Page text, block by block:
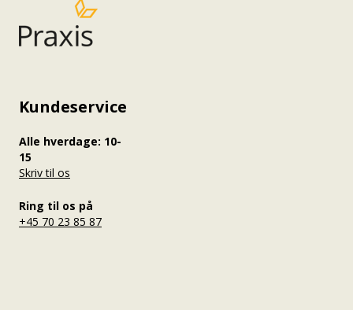
Kundeservice
Alle hverdage: 10-
15
Skriv til os
Ring til os på
+45 70 23 85 87